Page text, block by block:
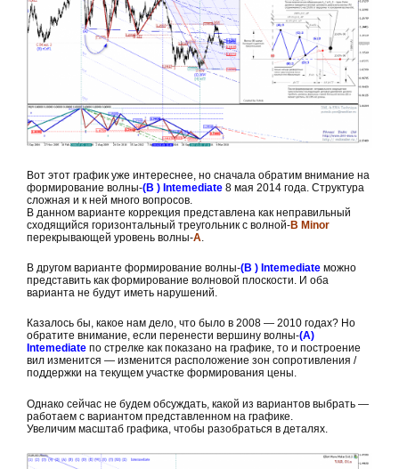
Вот этот график уже интереснее, но сначала обратим внимание на
формирование волны-(B ) Intemediate 8 мая 2014 года. Структура
сложная и к ней много вопросов.
В данном варианте коррекция представлена как неправильный
сходящийся горизонтальный треугольник с волной-B Minor
перекрывающей уровень волны-А
В другом варианте формирование волны-(B ) Intemediate можно
представить как формирование волновой плоскости. И оба
варианта не будут иметь нарушений.
Казалось бы, какое нам дело, что было в 2008 — 2010 годах? Но
обратите внимание, если перенести вершину волны-(А)
Intemediate по стрелке как показано на графике, то и построение
вил изменится — изменится расположение зон сопротивления /
поддержки на текущем участке формирования цены.
Однако сейчас не будем обсуждать, какой из вариантов выбрать —
работаем с вариантом представленном на графике.
Увеличим масштаб графика, чтобы разобраться в деталях.